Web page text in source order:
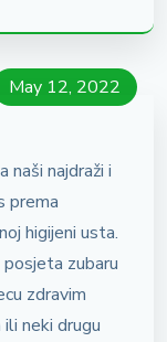
May 12, 2022
naši najdraži i
prema
higijeni usta.
zubaru
zdravim
neki drugu